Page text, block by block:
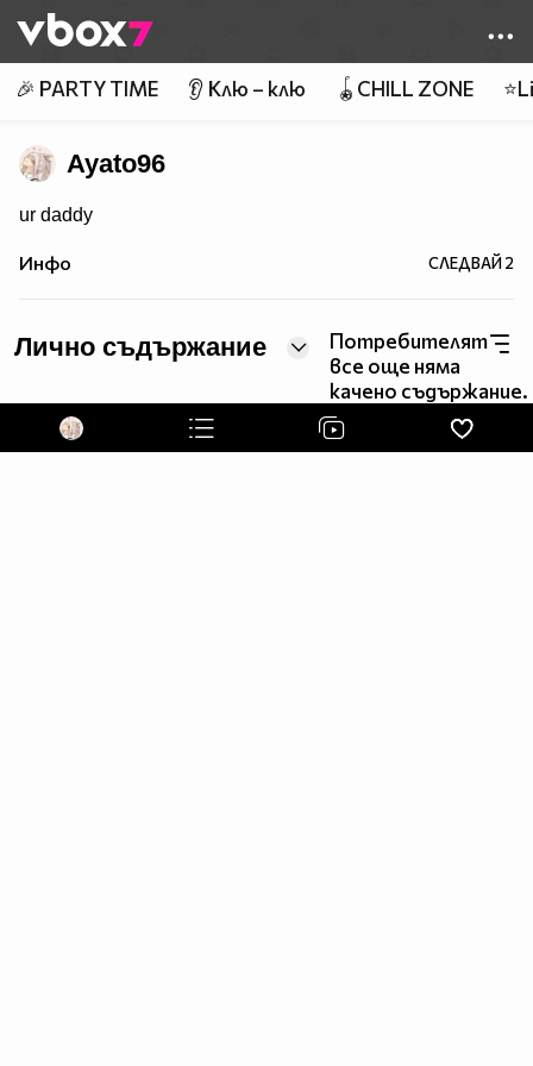
👾
🎉 PARTY TIME 👂 Клю – клю 🪀CHILL ZONE
Ayato96
ur daddy
Инфо СЛЕДВАЙ2
Лично съдържание
Потребителят
все още няма
качено съдържание.